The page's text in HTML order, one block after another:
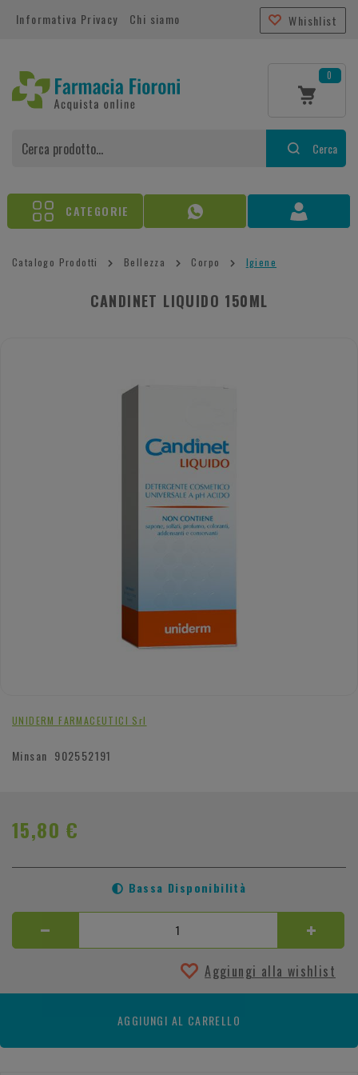
Informativa Privacy Chi siamo Whishlist
0
Cerca
CATEGORIE
Catalogo Prodotti Bellezza Corpo Igiene
CANDINET LIQUIDO 150ML
UNIDERM FARMACEUTICI Srl
Minsan 902552191
15,80 €
Bassa Disponibilità
Aggiungi alla wishlist
AGGIUNGI AL CARRELLO